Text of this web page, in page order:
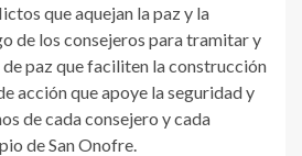
que aquejan la paz y la
de los consejeros para tramitar y
paz que faciliten la construcción
acción que apoye la seguridad y
de cada consejero y cada
de San Onofre.